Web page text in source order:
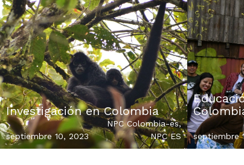
Investigación en Colombia
septiembre 10, 2023
NPC Colombia-es,
NPC ES
septiembre